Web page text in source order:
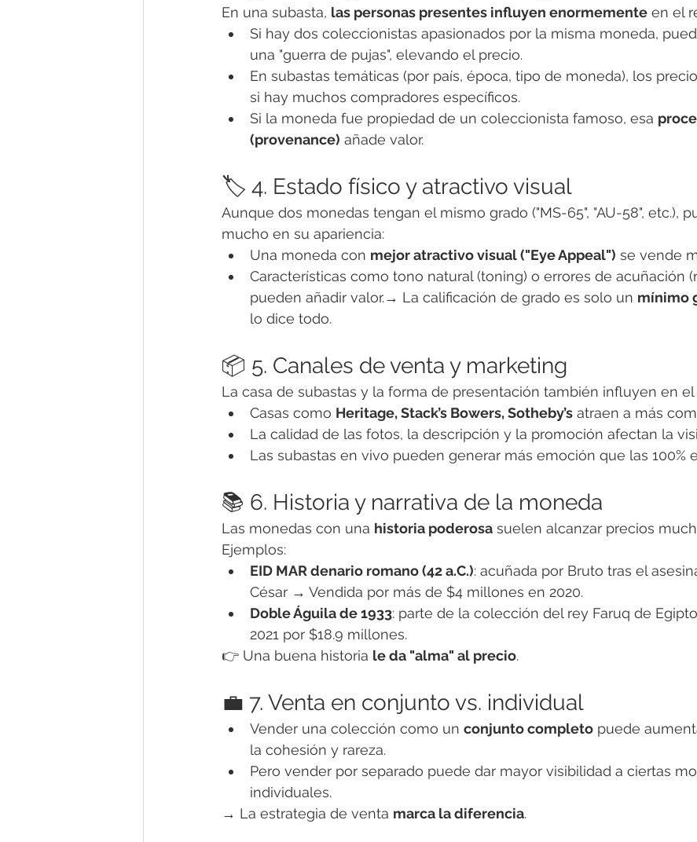
En una subasta, las personas presentes influyen enormemente en el
Si hay dos coleccionistas apasionados por la misma moneda,
una "guerra de pujas", elevando el precio.
En subastas temáticas (por país, época, tipo de moneda), los
si hay muchos compradores específicos.
Si la moneda fue propiedad de un coleccionista famoso, esa
(provenance) añade valor.
🏷️ 4. Estado físico y atractivo visual
Aunque dos monedas tengan el mismo grado ("MS-65", "AU-58", etc.),
mucho en su apariencia:
Una moneda con mejor atractivo visual ("Eye Appeal") se vende
Características como tono natural (toning) o errores de acuñación
pueden añadir valor.→ La calificación de grado es solo un mínimo
lo dice todo.
📦 5. Canales de venta y marketing
La casa de subastas y la forma de presentación también influyen en el
Casas como Heritage, Stack’s Bowers, Sotheby’s atraen a más
La calidad de las fotos, la descripción y la promoción afectan la
Las subastas en vivo pueden generar más emoción que las 100%
📚 6. Historia y narrativa de la moneda
Las monedas con una historia poderosa suelen alcanzar precios
Ejemplos:
EID MAR denario romano (42 a.C.): acuñada por Bruto tras el
César → Vendida por más de $4 millones en 2020.
Doble Águila de 1933: parte de la colección del rey Faruq de
2021 por $18.9 millones.
👉 Una buena historia le da "alma" al precio.
💼 7. Venta en conjunto vs. individual
Vender una colección como un conjunto completo puede
la cohesión y rareza.
Pero vender por separado puede dar mayor visibilidad a ciertas
individuales.
→ La estrategia de venta marca la diferencia.